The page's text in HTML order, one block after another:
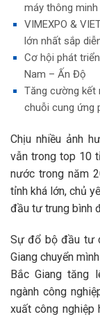
máy thông minh
VIMEXPO &
lớn nhất sắp
Cơ hội phát
Nam – Ấn Độ
Tăng cường kết
chuỗi cung ứng
Chịu nhiều ảnh
vẫn trong top 10
nước trong năm
tỉnh khá lớn, chủ
đầu tư trung bình
Sự đổ bộ đầu tư
Giang chuyển
Bắc Giang tăng
ngành công
xuất công nghiệp